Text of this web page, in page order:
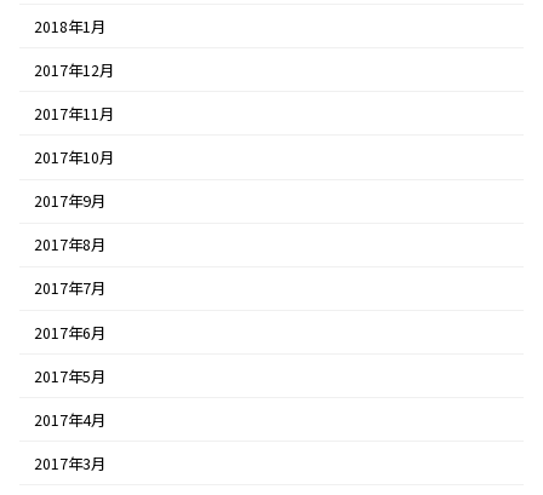
2018年1月
2017年12月
2017年11月
2017年10月
2017年9月
2017年8月
2017年7月
2017年6月
2017年5月
2017年4月
2017年3月